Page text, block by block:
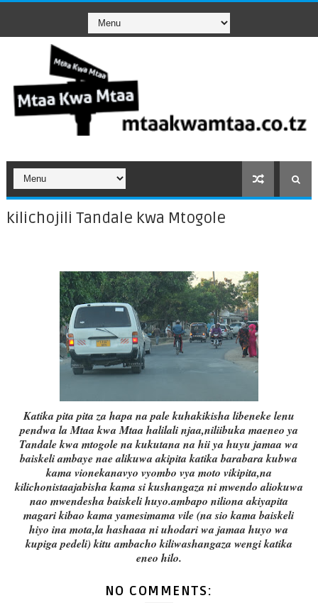
kilichojili Tandale kwa Mtogole
Katika pita pita za hapa na pale kuhakikisha libeneke lenu
pendwa la Mtaa kwa Mtaa halilali njaa,niliibuka maeneo ya
Tandale kwa mtogole na kukutana na hii ya huyu jamaa wa
baiskeli ambaye nae alikuwa akipita katika barabara kubwa
kama vionekanavyo vyombo vya moto vikipita,na
kilichonistaajabisha kama si kushangaza ni mwendo aliokuwa
nao mwendesha baiskeli huyo.ambapo niliona akiyapita
magari kibao kama yamesimama vile (na sio kama baiskeli
hiyo ina mota,la hashaaa ni uhodari wa jamaa huyo wa
kupiga pedeli) kitu ambacho kiliwashangaza wengi katika
eneo hilo.
NO COMMENTS: